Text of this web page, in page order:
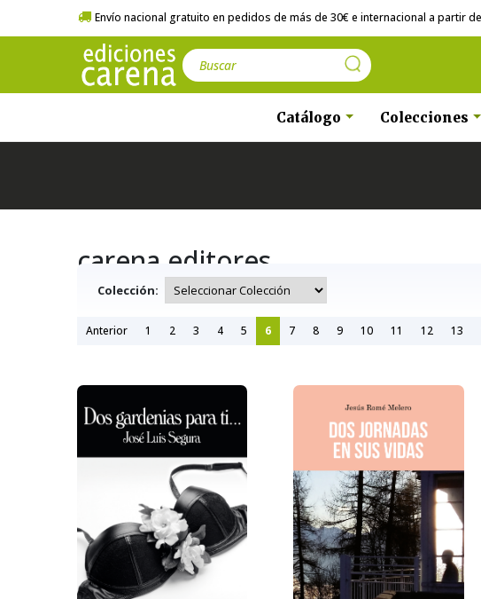
Envío nacional gratuito en pedidos de más de 30€ e internacional a partir
Catálogo Colecciones
carena editores
Colección:
Anterior 1 2 3 4 5 6 7 8 9 10 11 12 13